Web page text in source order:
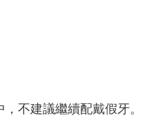
不建議繼續配戴假牙。